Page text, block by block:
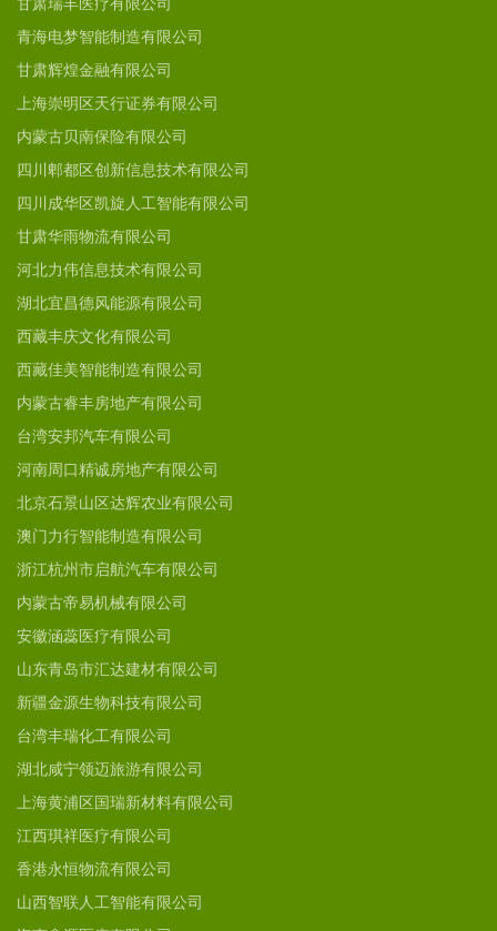
甘肃瑞丰医疗有限公司
青海电梦智能制造有限公司
甘肃辉煌金融有限公司
上海崇明区天行证券有限公司
内蒙古贝南保险有限公司
四川郫都区创新信息技术有限公司
四川成华区凯旋人工智能有限公司
甘肃华雨物流有限公司
河北力伟信息技术有限公司
湖北宜昌德风能源有限公司
西藏丰庆文化有限公司
西藏佳美智能制造有限公司
内蒙古睿丰房地产有限公司
台湾安邦汽车有限公司
河南周口精诚房地产有限公司
北京石景山区达辉农业有限公司
澳门力行智能制造有限公司
浙江杭州市启航汽车有限公司
内蒙古帝易机械有限公司
安徽涵蕊医疗有限公司
山东青岛市汇达建材有限公司
新疆金源生物科技有限公司
台湾丰瑞化工有限公司
湖北咸宁领迈旅游有限公司
上海黄浦区国瑞新材料有限公司
江西琪祥医疗有限公司
香港永恒物流有限公司
山西智联人工智能有限公司